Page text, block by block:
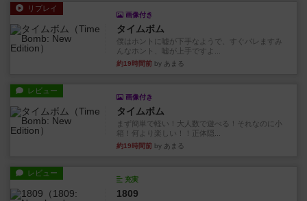
リプレイ
画像付き
タイムボム
僕はホントに嘘が下手なようで、すぐバレますみ
んなホント、嘘が上手ですよ...
約19時間前 by あまる
レビュー
画像付き
タイムボム
まず簡単で軽い！大人数で遊べる！それなのに小
箱！何より楽しい！！正体隠...
約19時間前 by あまる
レビュー
充実
1809